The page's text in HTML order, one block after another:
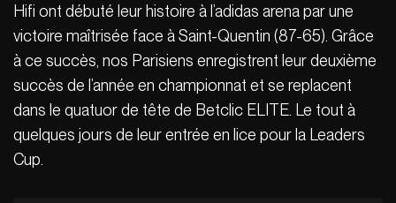
Hifi ont débuté leur histoire à l’adidas arena par une
victoire maîtrisée face à Saint-Quentin (87-65). Grâce
à ce succès, nos Parisiens enregistrent leur deuxième
succès de l’année en championnat et se replacent
dans le quatuor de tête de Betclic ELITE. Le tout à
quelques jours de leur entrée en lice pour la Leaders
Cup.